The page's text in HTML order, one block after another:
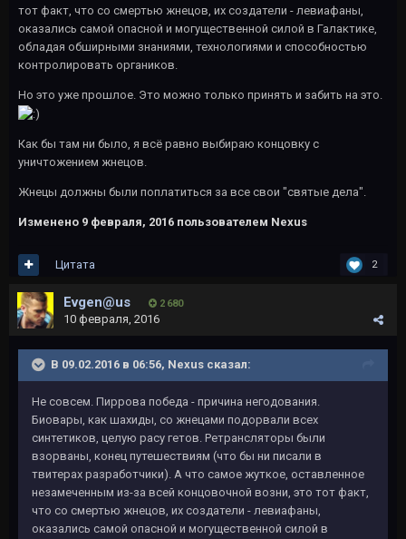
тот факт, что со смертью жнецов, их создатели - левиафаны,
оказались самой опасной и могущественной силой в Галактике,
обладая обширными знаниями, технологиями и способностью
контролировать органиков.
Но это уже прошлое. Это можно только принять и забить на это.
Как бы там ни было, я всё равно выбираю концовку с
уничтожением жнецов.
Жнецы должны были поплатиться за все свои "святые дела".
Изменено 9 февраля, 2016 пользователем Nexus
2
Цитата
Evgen@us 2 680
10 февраля, 2016
В 09.02.2016 в 06:56, Nexus сказал:
Не совсем. Пиррова победа - причина негодования.
Биовары, как шахиды, со жнецами подорвали всех
синтетиков, целую расу гетов. Ретрансляторы были
взорваны, конец путешествиям (что бы ни писали в
твитерах разработчики). А что самое жуткое, оставленное
незамеченным из-за всей концовочной возни, это тот факт,
что со смертью жнецов, их создатели - левиафаны,
оказались самой опасной и могущественной силой в